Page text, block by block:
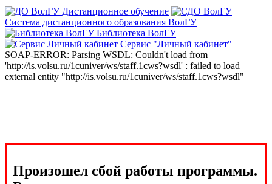
Дистанционное обучение
Система дистанционного образования ВолГУ
Библиотека ВолГУ
Сервис "Личный кабинет"
SOAP-ERROR: Parsing WSDL: Couldn't load from
'http://is.volsu.ru/1cuniver/ws/staff.1cws?wsdl' : failed to load
external entity "http://is.volsu.ru/1cuniver/ws/staff.1cws?wsdl"
Произошел сбой работы программы.